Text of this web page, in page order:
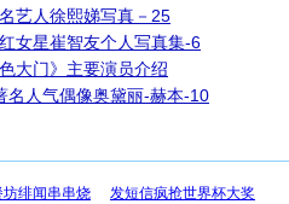
艺人徐熙娣写真－25
女星崔智友个人写真集-6
大门》主要演员介绍
名人气偶像奥黛丽-赫本-10